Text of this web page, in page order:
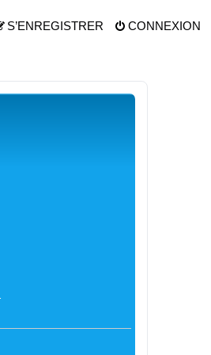
CONNEXION
S’ENREGISTRER